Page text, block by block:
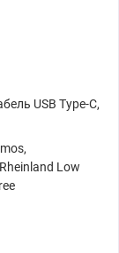
USB Type-C,
Low